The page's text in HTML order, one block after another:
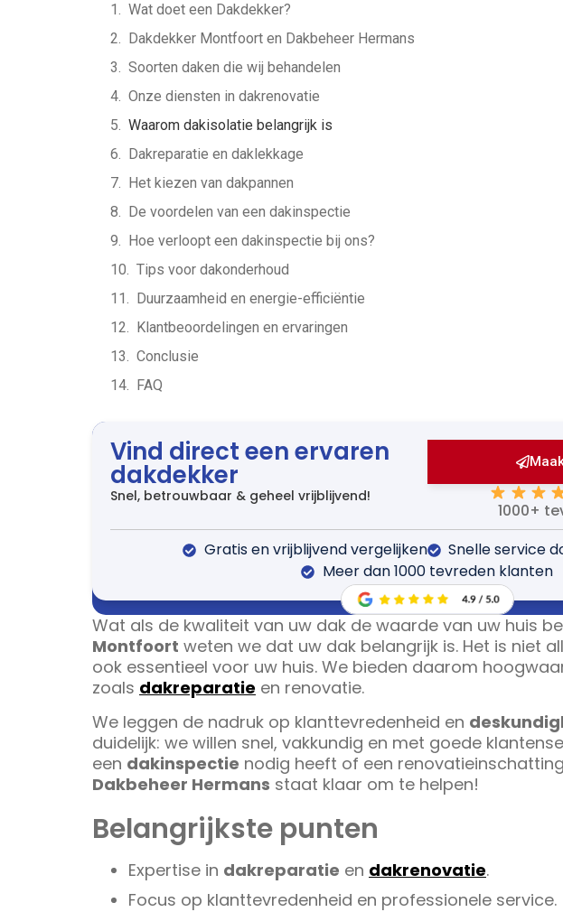
Wat doet een Dakdekker?
Dakdekker Montfoort en Dakbeheer Hermans
Soorten daken die wij behandelen
Onze diensten in dakrenovatie
Waarom dakisolatie belangrijk is
Dakreparatie en daklekkage
Het kiezen van dakpannen
De voordelen van een dakinspectie
Hoe verloopt een dakinspectie bij ons?
Tips voor dakonderhoud
Duurzaamheid en energie-efficiëntie
Klantbeoordelingen en ervaringen
Conclusie
FAQ
Vind direct een ervaren
dakdekker
Snel, betrouwbaar & geheel vrijblijvend!
1000+
Gratis en vrijblijvend vergelijken
Snelle service
Meer dan 1000 tevreden klanten
Wat als de kwaliteit van uw dak de waarde van uw huis
Montfoort weten we dat uw dak belangrijk is. Het is niet
ook essentieel voor uw huis. We bieden daarom
zoals dakreparatie en renovatie.
We leggen de nadruk op klanttevredenheid en
duidelijk: we willen snel, vakkundig en met goede
een dakinspectie nodig heeft of een
Dakbeheer Hermans staat klaar om te helpen!
Belangrijkste punten
Expertise in dakreparatie en dakrenovatie.
Focus op klanttevredenheid en professionele service.